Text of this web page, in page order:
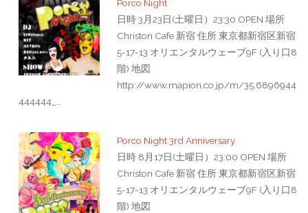
Porco Night
日時 3月23日(土曜日）23:30 OPEN 場所
Christon Cafe 新宿 住所 東京都新宿区新宿
5-17-13 オリエンタルウェーブ9F (入り口8
階) 地図
http://www.mapion.co.jp/m/35.6896944
444444_…
Porco Night 3rd Anniversary
日時 8月17日(土曜日）23:00 OPEN 場所
Christon Cafe 新宿 住所 東京都新宿区新宿
5-17-13 オリエンタルウェーブ9F (入り口8
階) 地図